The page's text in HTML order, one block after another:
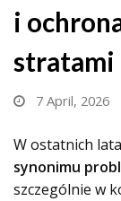
i
stratami
7 April, 2026
W ostatnich
synonimu
szczególnie w